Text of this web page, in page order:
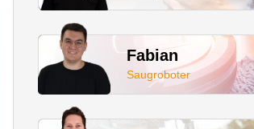
Fabian
Saugroboter